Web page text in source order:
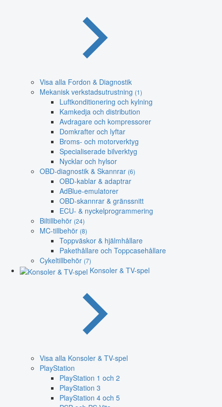
Visa alla Fordon & Diagnostik
Mekanisk verkstadsutrustning (1)
Luftkonditionering och kylning
Kamkedja och distribution
Avdragare och kompressorer
Domkrafter och lyftar
Broms- och motorverktyg
Specialiserade bilverktyg
Nycklar och hylsor
OBD-diagnostik & Skannrar (6)
OBD-kablar & adaptrar
AdBlue-emulatorer
OBD-skannrar & gränssnitt
ECU- & nyckelprogrammering
Biltillbehör (24)
MC-tillbehör (8)
Toppväskor & hjälmhållare
Pakethållare och Toppcasehållare
Cykeltillbehör (7)
Konsoler & TV-spel
Visa alla Konsoler & TV-spel
PlayStation
PlayStation 1 och 2
PlayStation 3
PlayStation 4 och 5